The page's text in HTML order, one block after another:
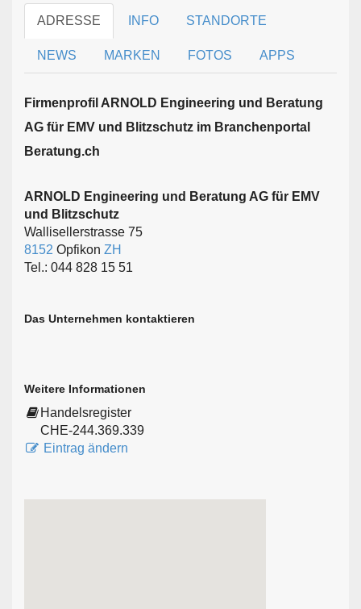
ADRESSE INFO STANDORTE
NEWS MARKEN FOTOS APPS
Firmen­profil ARNOLD Engineering und Beratung
AG für EMV und Blitzschutz im Branchen­portal
Beratung.ch
ARNOLD Engineering und Beratung AG für EMV
und Blitzschutz
Wallisellerstrasse 75
8152 Opfikon ZH
Tel.: 044 828 15 51
Das Unternehmen kontaktieren
Weitere Informationen
Handelsregister
CHE-244.369.339
Eintrag ändern